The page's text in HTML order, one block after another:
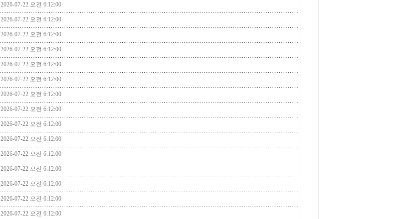
2026-07-22 오전 6:12:00
2026-07-22 오전 6:12:00
2026-07-22 오전 6:12:00
2026-07-22 오전 6:12:00
2026-07-22 오전 6:12:00
2026-07-22 오전 6:12:00
2026-07-22 오전 6:12:00
2026-07-22 오전 6:12:00
2026-07-22 오전 6:12:00
2026-07-22 오전 6:12:00
2026-07-22 오전 6:12:00
2026-07-22 오전 6:12:00
2026-07-22 오전 6:12:00
2026-07-22 오전 6:12:00
2026-07-22 오전 6:12:00